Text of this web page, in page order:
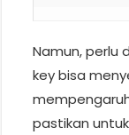
Namun, perlu
key bisa
pastikan